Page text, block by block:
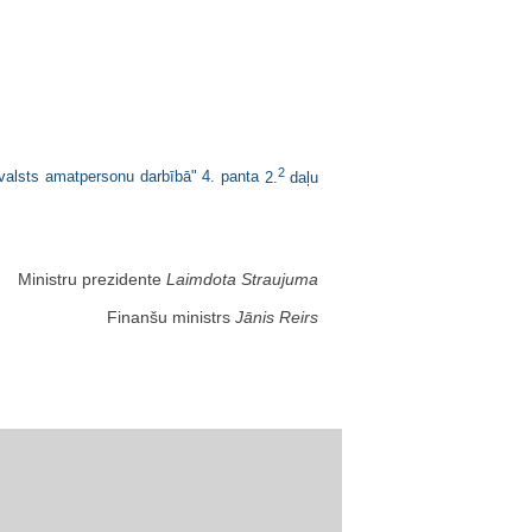
amatpersonu darbībā" 4. panta 2.2 daļu
Ministru prezidente Laimdota Straujuma
Finanšu ministrs Jānis Reirs